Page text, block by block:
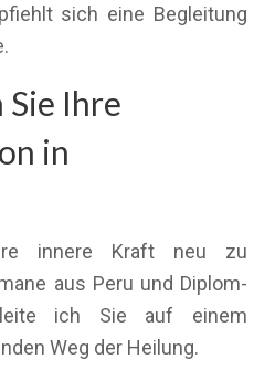
sich eine Begleitung
Sie Ihre
in
innere Kraft neu zu
aus Peru und Diplom-
ich Sie auf einem
Weg der Heilung.